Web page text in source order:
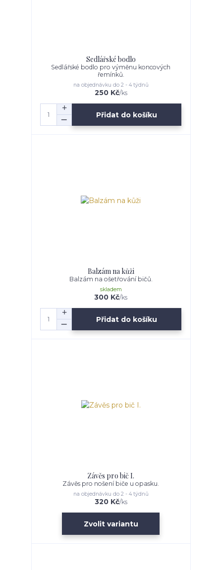
Sedlářské bodlo
Sedlářské bodlo pro výměnu koncových
řemínků.
250 Kč/ks
na objednávku do 2 - 4 týdnů
Přidat do košíku
Balzám na kůži
Balzám na ošetřování bičů.
300 Kč/ks
skladem
Přidat do košíku
Závěs pro bič I.
Závěs pro nošení biče u opasku.
320 Kč/ks
na objednávku do 2 - 4 týdnů
Zvolit variantu